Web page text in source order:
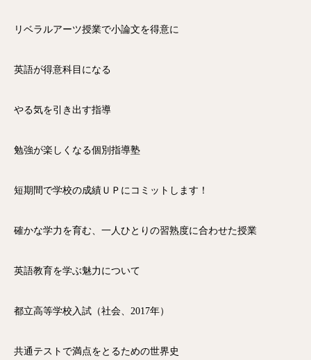
リベラルアーツ授業で小論文を得意に
英語が得意科目になる
やる気を引き出す指導
勉強が楽しくなる個別指導塾
短期間で学校の成績ＵＰにコミットします！
確かな学力を育む、一人ひとりの習熟度に合わせた授業
英語教育を学ぶ魅力について
都立高等学校入試（社会、2017年）
共通テストで満点をとるための世界史